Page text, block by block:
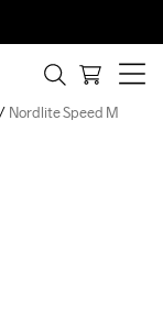
Nordlite Speed M